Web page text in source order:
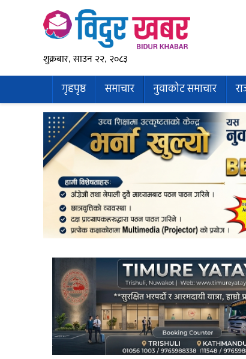
शुक्रबार, साउन २२, २०८३
गृहपृष्ठ समाचार नुवाकोट समाचार